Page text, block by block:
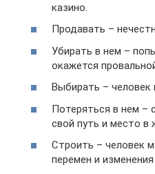
казино.
Продавать –
Убирать в нем –
окажется
Выбирать – человек
Потеряться в нем –
свой путь и место в
Строить – человек
перемен и